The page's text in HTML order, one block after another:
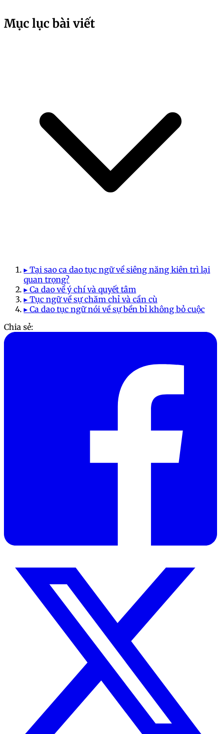
Mục lục bài viết
▸ Tại sao ca dao tục ngữ về siêng năng kiên trì lại
quan trọng?
▸ Ca dao về ý chí và quyết tâm
▸ Tục ngữ về sự chăm chỉ và cần cù
▸ Ca dao tục ngữ nói về sự bền bỉ không bỏ cuộc
Chia sẻ: